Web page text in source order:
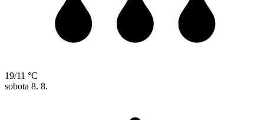
19/11 °C
sobota 8. 8.